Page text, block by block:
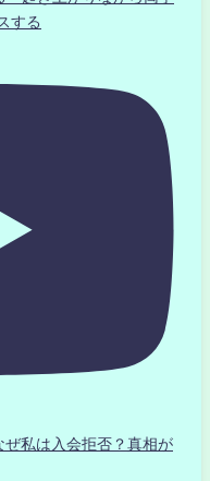
する
私は入会拒否？真相が